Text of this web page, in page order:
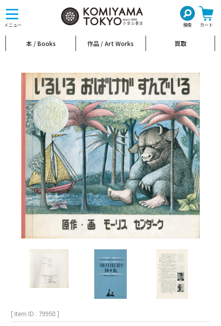
メニュー 検索 カート
toggle
navigation
本 / Books 作品 / Art Works 買取
[ Item ID : 79958 ]